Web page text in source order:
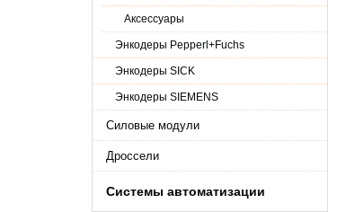
Аксессуары
Энкодеры Pepperl+Fuchs
Энкодеры SICK
Энкодеры SIEMENS
Силовые модули
Дроссели
Системы автоматизации